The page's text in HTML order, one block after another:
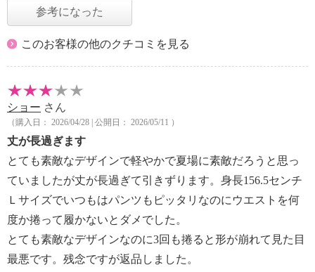
参考になった
このお客様の他のクチコミを見る
ショー さん
（購入日： 2026/04/28 | 公開日： 2026/05/11 ）
丈が長過ぎます
とても素敵なデザインで軽やかで夏場に素敵だろうと思っ
ていましたが丈が長過ぎて引きずります。身長156.5センチ
Ｌサイズでいつもはパンツもピッタリなのにウエストを何
度か捲って履かないとダメでした。
とても素敵なデザインなのに3回も捲ると形が崩れて見た目
最悪です。残念ですが返品しました。